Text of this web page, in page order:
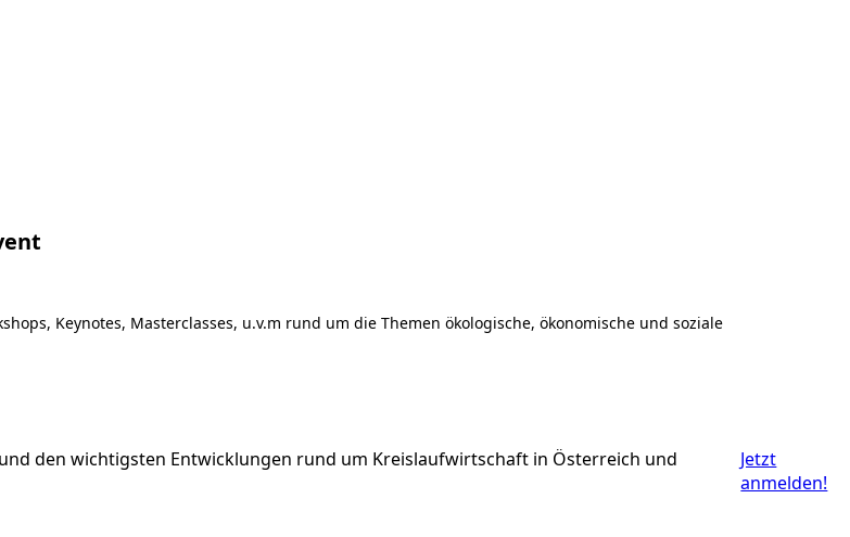
Keynotes, Masterclasses, u.v.m rund um die Themen ökologische, ökonomische und soziale
den wichtigsten Entwicklungen rund um Kreislaufwirtschaft in Österreich und
Jetzt
anmelden!